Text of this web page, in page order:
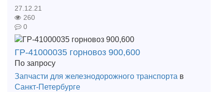
27.12.21
260
0
ГР-41000035 горновоз 900,600
По запросу
Запчасти для железнодорожного транспорта в
Санкт-Петербурге